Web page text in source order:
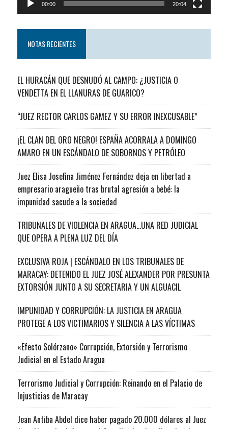
00:00 20:04
NOTAS RECIENTES
EL HURACÁN QUE DESNUDÓ AL CAMPO: ¿JUSTICIA O
VENDETTA EN EL LLANURAS DE GUARICO?
“JUEZ RECTOR CARLOS GAMEZ Y SU ERROR INEXCUSABLE”
¡EL CLAN DEL ORO NEGRO! ESPAÑA ACORRALA A DOMINGO
AMARO EN UN ESCÁNDALO DE SOBORNOS Y PETRÓLEO
Juez Elisa Josefina Jiménez Fernández deja en libertad a
empresario aragueño tras brutal agresión a bebé: la
impunidad sacude a la sociedad
TRIBUNALES DE VIOLENCIA EN ARAGUA…UNA RED JUDICIAL
QUE OPERA A PLENA LUZ DEL DÍA
EXCLUSIVA ROJA | ESCÁNDALO EN LOS TRIBUNALES DE
MARACAY: DETENIDO EL JUEZ JOSÉ ALEXANDER POR PRESUNTA
EXTORSIÓN JUNTO A SU SECRETARIA Y UN ALGUACIL
IMPUNIDAD Y CORRUPCIÓN: LA JUSTICIA EN ARAGUA
PROTEGE A LOS VICTIMARIOS Y SILENCIA A LAS VÍCTIMAS
«Efecto Solórzano» Corrupción, Extorsión y Terrorismo
Judicial en el Estado Aragua
Terrorismo Judicial y Corrupción: Reinando en el Palacio de
Injusticias de Maracay
Jean Antiba Abdel dice haber pagado 20.000 dólares al Juez